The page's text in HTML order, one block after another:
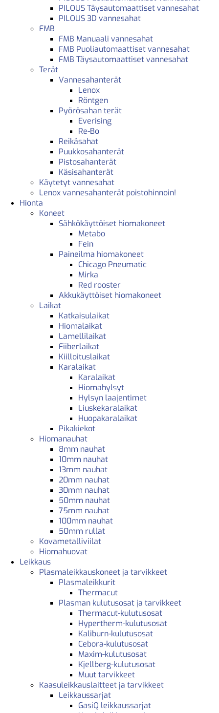
PILOUS Täysautomaattiset vannesahat
PILOUS 3D vannesahat
FMB
FMB Manuaali vannesahat
FMB Puoliautomaattiset vannesahat
FMB Täysautomaattiset vannesahat
Terät
Vannesahanterät
Lenox
Röntgen
Pyörösahan terät
Everising
Re-Bo
Reikäsahat
Puukkosahanterät
Pistosahanterät
Käsisahanterät
Käytetyt vannesahat
Lenox vannesahanterät poistohinnoin!
Hionta
Koneet
Sähkökäyttöiset hiomakoneet
Metabo
Fein
Paineilma hiomakoneet
Chicago Pneumatic
Mirka
Red rooster
Akkukäyttöiset hiomakoneet
Laikat
Katkaisulaikat
Hiomalaikat
Lamellilaikat
Fiiberlaikat
Kiilloituslaikat
Karalaikat
Karalaikat
Hiomahylsyt
Hylsyn laajentimet
Liuskekaralaikat
Huopakaralaikat
Pikakiekot
Hiomanauhat
8mm nauhat
10mm nauhat
13mm nauhat
20mm nauhat
30mm nauhat
50mm nauhat
75mm nauhat
100mm nauhat
50mm rullat
Kovametalliviilat
Hiomahuovat
Leikkaus
Plasmaleikkauskoneet ja tarvikkeet
Plasmaleikkurit
Thermacut
Plasman kulutusosat ja tarvikkeet
Thermacut-kulutusosat
Hypertherm-kulutusosat
Kaliburn-kulutusosat
Cebora-kulutusosat
Maxim-kulutusosat
Kjellberg-kulutusosat
Muut tarvikkeet
Kaasuleikkauslaitteet ja tarvikkeet
Leikkaussarjat
GasiQ leikkaussarjat